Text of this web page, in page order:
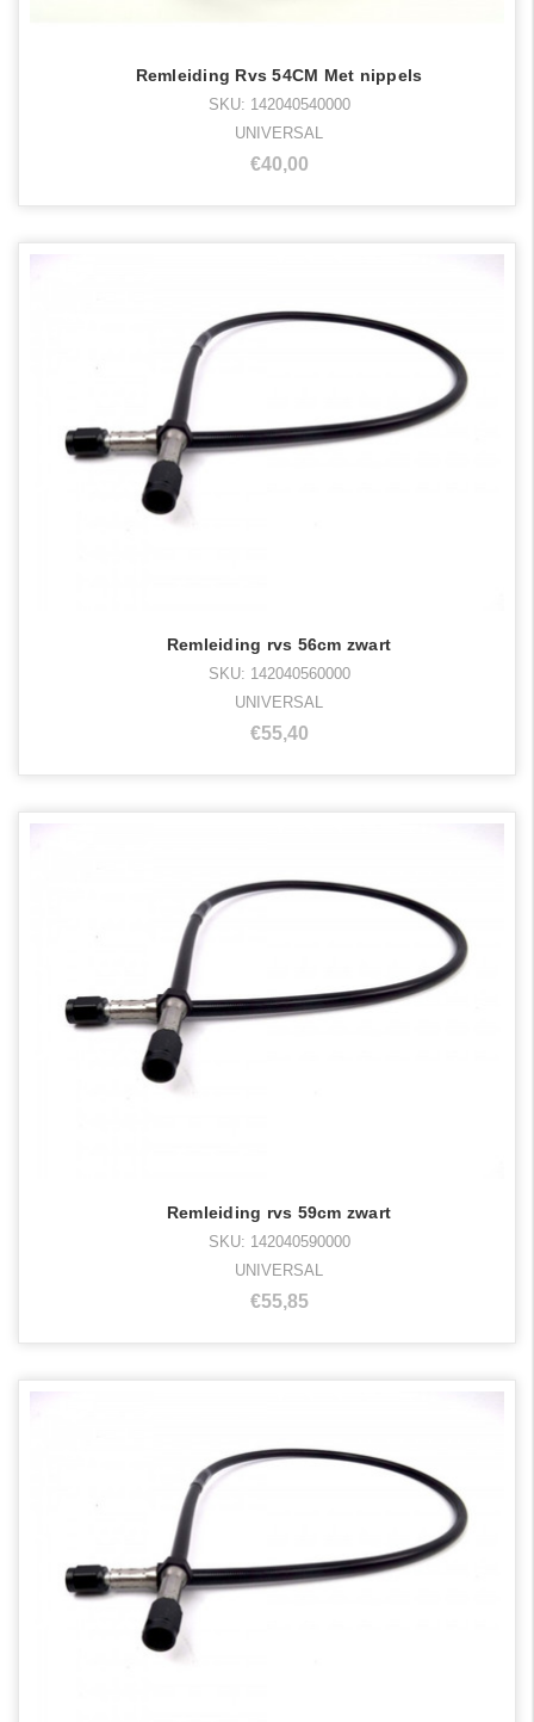
Remleiding Rvs 54CM Met nippels
SKU: 142040540000
UNIVERSAL
€40,00
Remleiding rvs 56cm zwart
SKU: 142040560000
UNIVERSAL
€55,40
Remleiding rvs 59cm zwart
SKU: 142040590000
UNIVERSAL
€55,85